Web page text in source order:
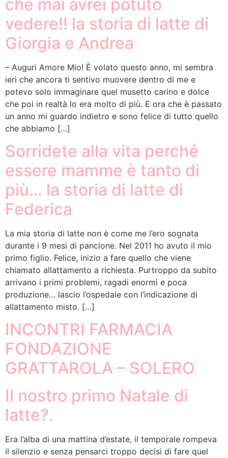
che mai avrei potuto
vedere!! la storia di latte di
Giorgia e Andrea
– Auguri Amore Mio! È volato questo anno, mi sembra
ieri che ancora ti sentivo muovere dentro di me e
potevo solo immaginare quel musetto carino e dolce
che poi in realtà lo era molto di più. E ora che è passato
un anno mi guardo indietro e sono felice di tutto quello
che abbiamo […]
Sorridete alla vita perché
essere mamme è tanto di
più… la storia di latte di
Federica
La mia storia di latte non è come me l’ero sognata
durante i 9 mesi di pancione. Nel 2011 ho avuto il mio
primo figlio. Felice, inizio a fare quello che viene
chiamato allattamento a richiesta. Purtroppo da subito
arrivano i primi problemi, ragadi enormi e poca
produzione… lascio l’ospedale con l’indicazione di
allattamento misto. […]
INCONTRI FARMACIA
FONDAZIONE
GRATTAROLA – SOLERO
Il nostro primo Natale di
latte?.
Era l’alba di una mattina d’estate, il temporale rompeva
il silenzio e senza pensarci troppo decisi di fare quel